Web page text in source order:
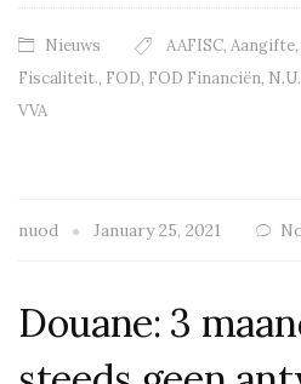
Nieuws AAFISC, Aangifte,
Fiscaliteit., FOD, FOD Financiën,
VVA
nuod January 25, 2021
Douane: 3